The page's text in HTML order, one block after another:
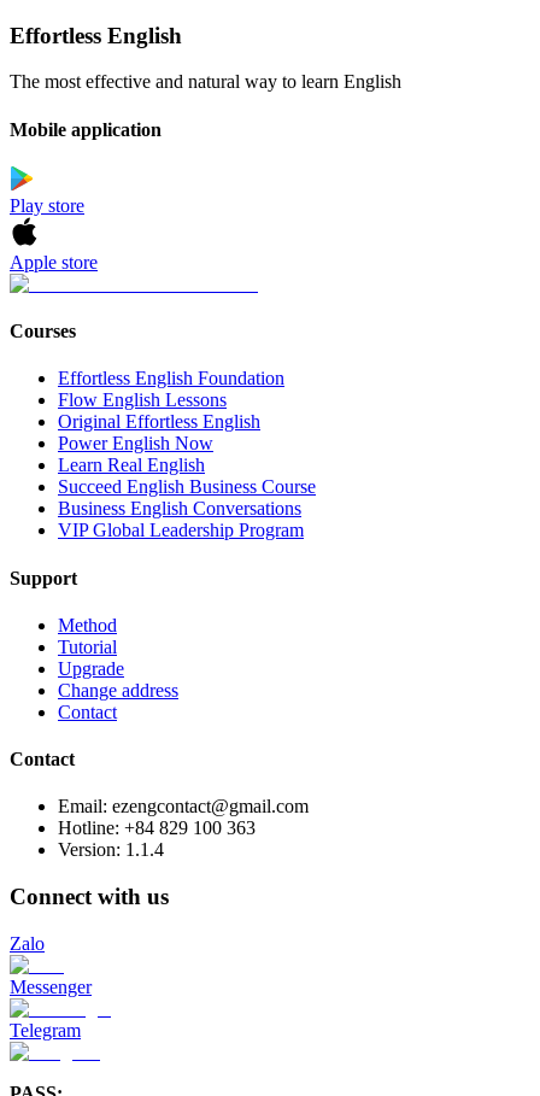
Effortless English
The most effective and natural way to learn English
Mobile application
Play store
Apple store
Courses
Effortless English Foundation
Flow English Lessons
Original Effortless English
Power English Now
Learn Real English
Succeed English Business Course
Business English Conversations
VIP Global Leadership Program
Support
Method
Tutorial
Upgrade
Change address
Contact
Contact
Email: ezengcontact@gmail.com
Hotline: +84 829 100 363
Version: 1.1.4
Connect with us
Zalo
Messenger
Telegram